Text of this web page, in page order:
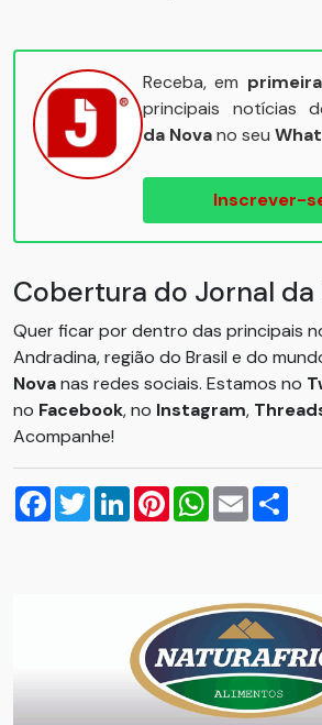
Receba, em
principais notícias
da Novano seu
Inscrever-
Cobertura do Jornal da
Quer ficar por dentro das principais
Andradina, região do Brasil e do
Novanas redes sociais. Estamos no
no Facebook, no Instagram,
Acompanhe!
Facebook
TwitterLinkedInPinterestWhatsApp
Email